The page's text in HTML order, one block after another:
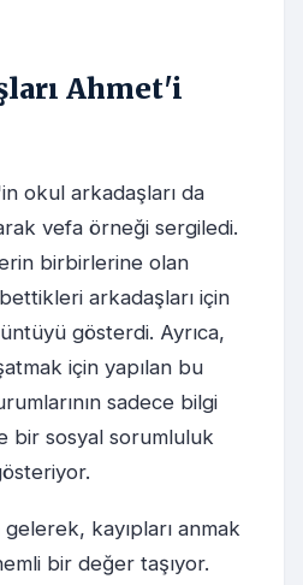
Ahmet'i
okul arkadaşları da
vefa örneği sergiledi.
birbirlerine olan
arkadaşları için
gösterdi. Ayrıca,
için yapılan bu
sadece bilgi
bir sosyal sorumluluk
kayıpları anmak
bir değer taşıyor.